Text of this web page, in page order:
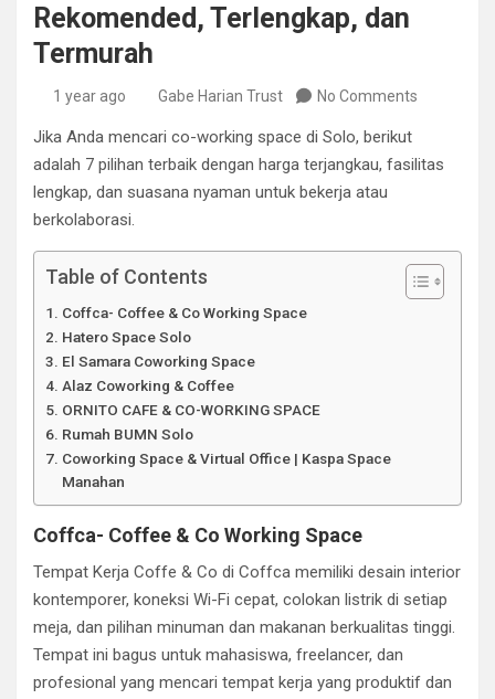
Rekomended, Terlengkap, dan
Termurah
1 year ago Gabe Harian Trust No Comments
Jika Anda mencari co-working space di Solo, berikut
adalah 7 pilihan terbaik dengan harga terjangkau, fasilitas
lengkap, dan suasana nyaman untuk bekerja atau
berkolaborasi.
Table of Contents
Coffca- Coffee & Co Working Space
Hatero Space Solo
El Samara Coworking Space
Alaz Coworking & Coffee
ORNITO CAFE & CO-WORKING SPACE
Rumah BUMN Solo
Coworking Space & Virtual Office | Kaspa Space
Manahan
Coffca- Coffee & Co Working Space
Tempat Kerja Coffe & Co di Coffca memiliki desain interior
kontemporer, koneksi Wi-Fi cepat, colokan listrik di setiap
meja, dan pilihan minuman dan makanan berkualitas tinggi.
Tempat ini bagus untuk mahasiswa, freelancer, dan
profesional yang mencari tempat kerja yang produktif dan